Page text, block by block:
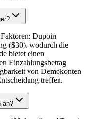
Dupoin
($30), wodurch die
bietet einen
Einzahlungsbetrag
von Demokonten
treffen.
an?